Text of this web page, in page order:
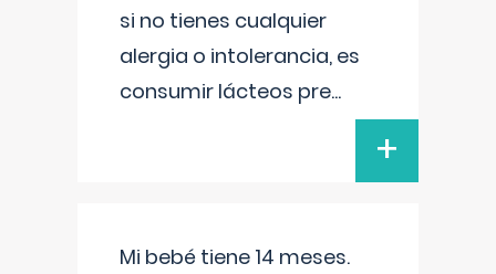
si no tienes cualquier
alergia o intolerancia, es
consumir lácteos pre...
+
Mi bebé tiene 14 meses.